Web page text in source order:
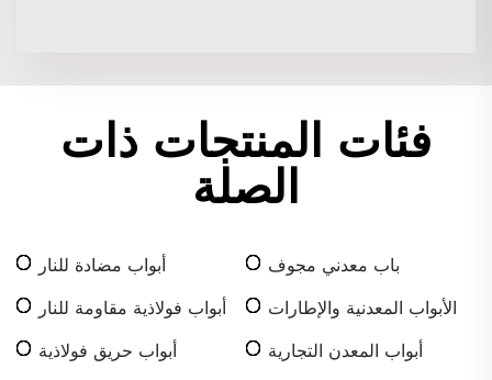
فئات المنتجات ذات
الصلة
باب معدني مجوف
أبواب مضادة للنار
الأبواب المعدنية والإطارات
أبواب فولاذية مقاومة للنار
أبواب المعدن التجارية
أبواب حريق فولاذية